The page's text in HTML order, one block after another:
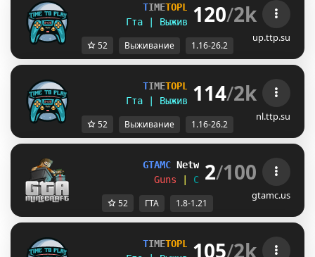
TIMETOPL Y ▪ [1 .16 -
]
Гта | Выживание | Полит | Ивенты
120/2k
up.ttp.su
52 Выживание 1.16-26.2
TIMETOPL Y ▪ [1 .16 -
]
Гта | Выживание | Полит | Ивенты
114/2k
nl.ttp.su
52 Выживание 1.16-26.2
GTAMC Network > [1.8-1.21+]
Guns
Cops | Cars Houses
2/100
gtamc.us
52 ГТА 1.8-1.21
TIMETOPL Y ▪ [1 .16 -
]
105/2k